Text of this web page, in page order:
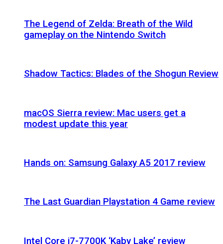
The Legend of Zelda: Breath of the Wild
gameplay on the Nintendo Switch
Shadow Tactics: Blades of the Shogun Review
macOS Sierra review: Mac users get a
modest update this year
Hands on: Samsung Galaxy A5 2017 review
The Last Guardian Playstation 4 Game review
Intel Core i7-7700K ‘Kaby Lake’ review